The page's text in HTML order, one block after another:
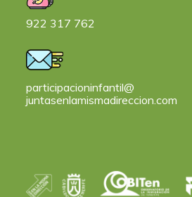
922 317 762
participacioninfantil@
juntasenlamismadireccion.com